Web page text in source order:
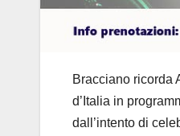
Bracciano ricorda
d’Italia in
dall’intento di